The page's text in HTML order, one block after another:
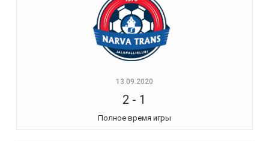
13.09.2020
2 - 1
Полное время игры